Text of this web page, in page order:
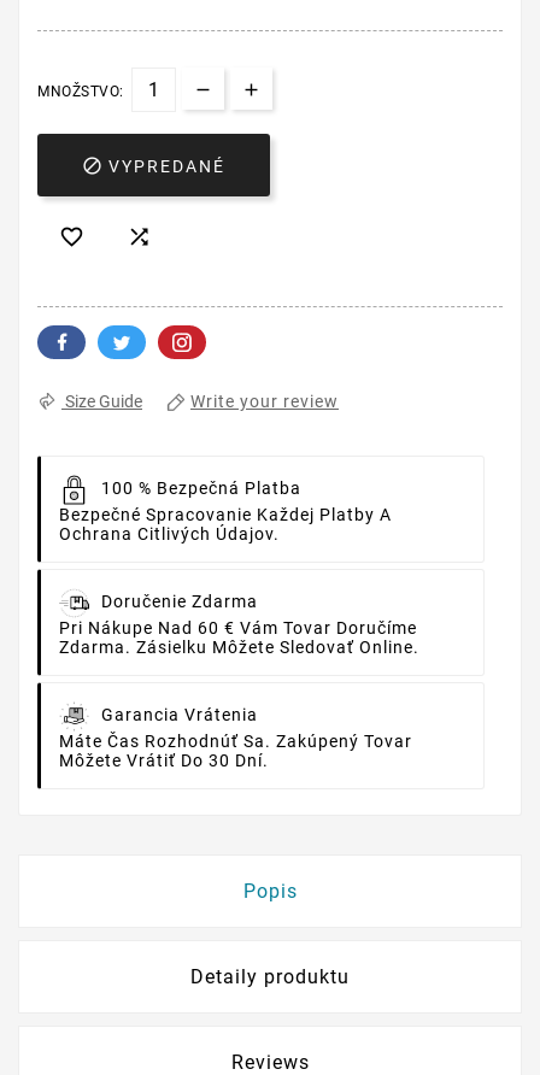
MNOŽSTVO:
 VYPREDANÉ
 
Size Guide Write your review
100 % Bezpečná Platba
Bezpečné Spracovanie Každej Platby A
Ochrana Citlivých Údajov.
Doručenie Zdarma
Pri Nákupe Nad 60 € Vám Tovar Doručíme
Zdarma. Zásielku Môžete Sledovať Online.
Garancia Vrátenia
Máte Čas Rozhodnúť Sa. Zakúpený Tovar
Môžete Vrátiť Do 30 Dní.
Popis
Detaily produktu
Reviews